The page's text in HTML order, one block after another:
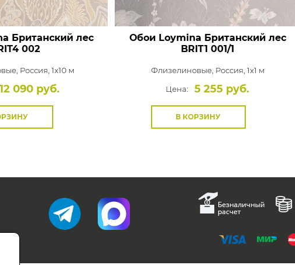
Британский лес
002
Россия, 1x10 м
12 090 руб.
Обои Loymina Британский лес
BRIT1 001/1
Флизелиновые, Россия, 1x1 м
Цена:
5 255 руб.
В КОРЗИНУ